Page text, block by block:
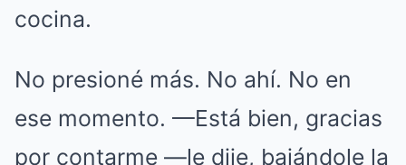
cocina.
No presioné más. No ahí. No en
ese momento. —Está bien, gracias
por contarme —le dije, bajándole la